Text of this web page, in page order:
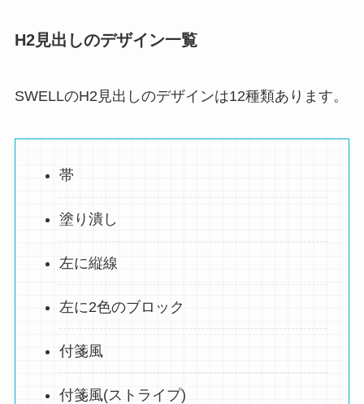
H2見出しのデザイン一覧
SWELLのH2見出しのデザインは12種類あります。
帯
塗り潰し
左に縦線
左に2色のブロック
付箋風
付箋風(ストライプ)